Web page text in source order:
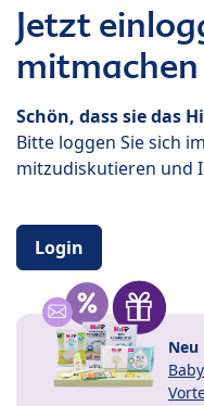
Jetzt
mitmachen
Schön, dass sie das
Bitte loggen Sie sich
mitzudiskutieren und
Login
Neu